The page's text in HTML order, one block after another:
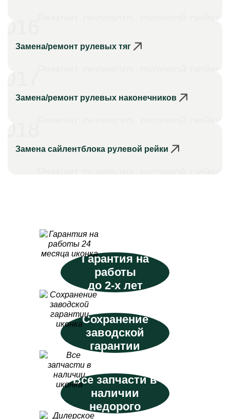
Замена/ремонт рулевых тяг
Замена/ремонт рулевых наконечников
Замена сайлентблока рулевой рейки
Гарантия на
работы
до 2-х лет
Сохранение
заводской
гарантии
Все запчасти в
наличии
недорого